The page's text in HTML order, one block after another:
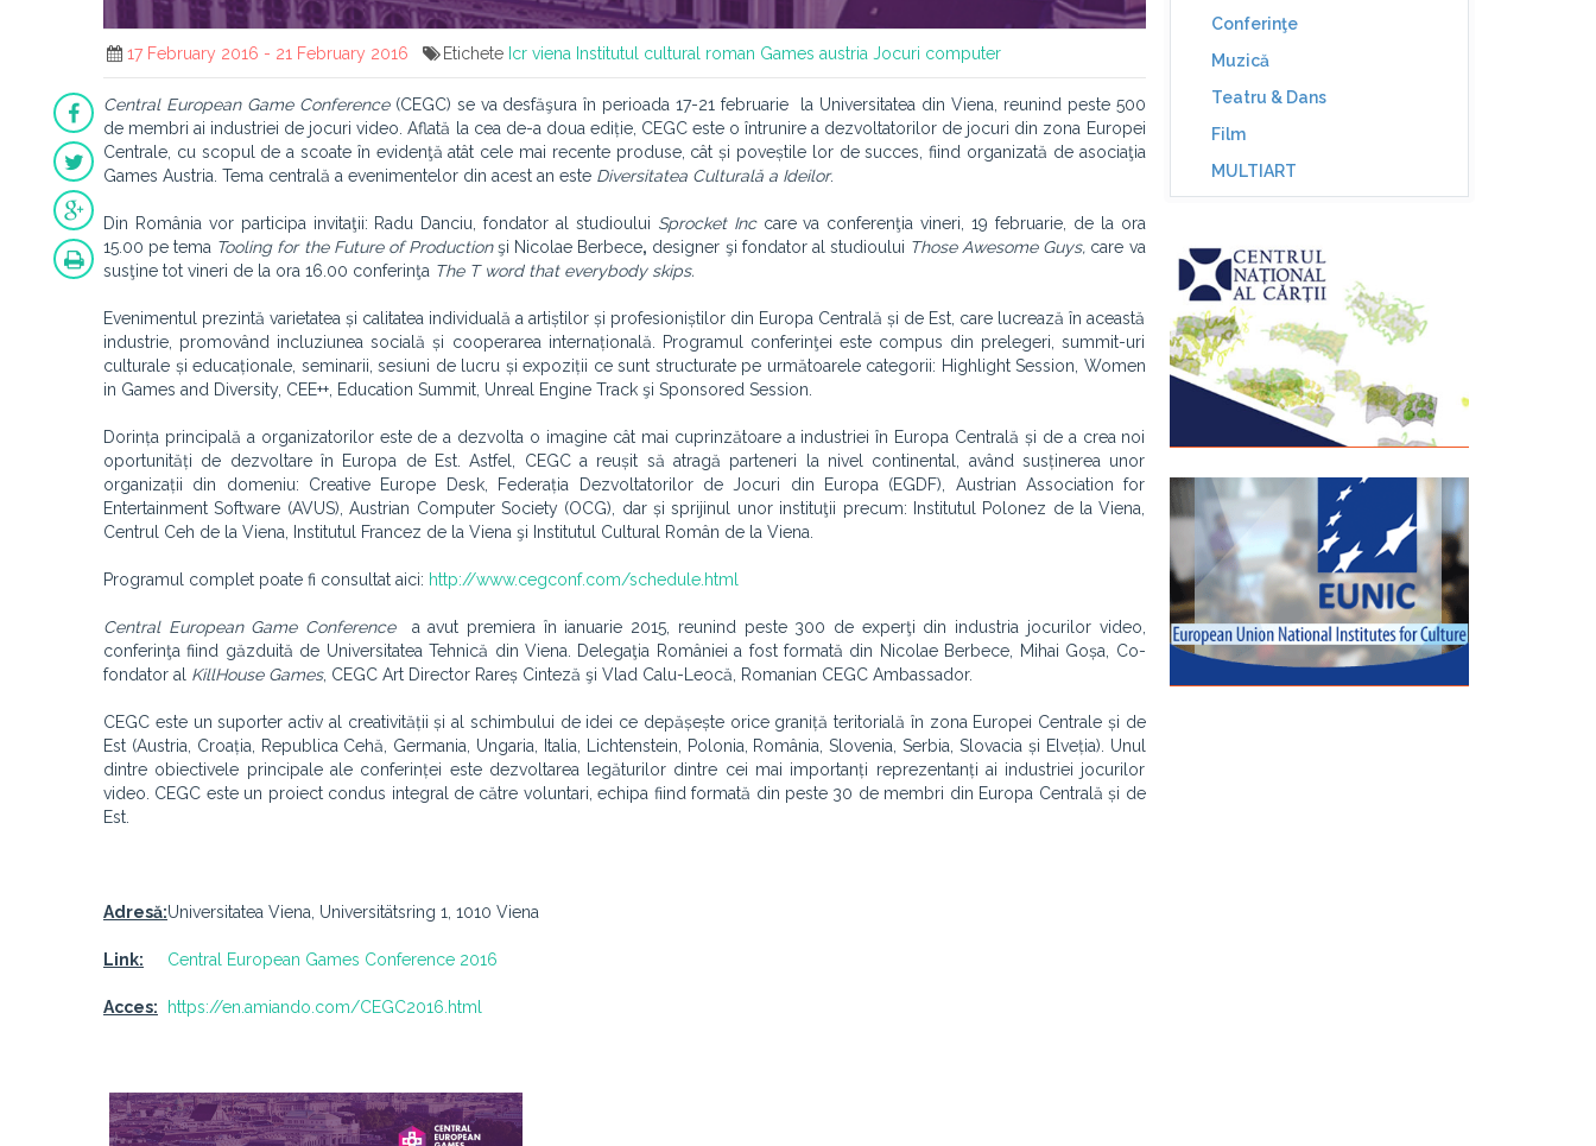
17 February 2016 - 21 February 2016 Etichete Icr viena Institutul cultural roman Games austria Jocuri computer
Central European Game Conference (CEGC) se va desfăşura în perioada 17-21 februarie la Universitatea din Viena, reunind peste 500
de membri ai industriei de jocuri video. Aflată la cea de-a doua ediție, CEGC este o întrunire a dezvoltatorilor de jocuri din zona Europei
Centrale, cu scopul de a scoate în evidenţă atât cele mai recente produse, cât și poveștile lor de succes, fiind organizată de asociaţia
Games Austria. Tema centrală a evenimentelor din acest an este Diversitatea Culturală a Ideilor.
Din România vor participa invitaţii: Radu Danciu, fondator al studioului Sprocket Inccare va conferenţia vineri, 19 februarie, de la ora
15.00 pe tema Tooling for the Future of Productionşi Nicolae Berbece, designer şi fondator al studioului Those Awesome Guys, care va
susţine tot vineri de la ora 16.00 conferinţa The T word that everybody skips.
Evenimentul prezintă varietatea și calitatea individuală a artiștilor și profesioniștilor din Europa Centrală și de Est, care lucrează în această
industrie, promovând incluziunea socială și cooperarea internațională. Programul conferinţei este compus din prelegeri, summit-uri
culturale și educaționale, seminarii, sesiuni de lucru și expoziții ce sunt structurate pe următoarele categorii: Highlight Session, Women
in Games and Diversity, CEE++, Education Summit, Unreal Engine Track şi Sponsored Session.
Dorința principală a organizatorilor este de a dezvolta o imagine cât mai cuprinzătoare a industriei în Europa Centrală și de a crea noi
oportunități de dezvoltare în Europa de Est. Astfel, CEGC a reușit să atragă parteneri la nivel continental, având susținerea unor
organizații din domeniu: Creative Europe Desk, Federația Dezvoltatorilor de Jocuri din Europa (EGDF), Austrian Association for
Entertainment Software (AVUS), Austrian Computer Society (OCG), dar și sprijinul unor instituţii precum: Institutul Polonez de la Viena,
Centrul Ceh de la Viena, Institutul Francez de la Viena şi Institutul Cultural Român de la Viena.
Programul complet poate fi consultat aici: http://www.cegconf.com/schedule.html
Central European Game Conference
a avut premiera în ianuarie 2015, reunind peste 300 de experţi din industria jocurilor video,
conferinţa fiind găzduită de Universitatea Tehnică din Viena. Delegaţia României a fost formată din Nicolae Berbece, Mihai Goșa, Co-
fondator al KillHouse Games, CEGC Art Director Rareș Cinteză şi Vlad Calu-Leocă, Romanian CEGC Ambassador.
CEGC este un suporter activ al creativității și al schimbului de idei ce depășește orice graniță teritorială în zona Europei Centrale și de
Est (Austria, Croația, Republica Cehă, Germania, Ungaria, Italia, Lichtenstein, Polonia, România, Slovenia, Serbia, Slovacia și Elveția). Unul
dintre obiectivele principale ale conferinței este dezvoltarea legăturilor dintre cei mai importanți reprezentanți ai industriei jocurilor
video. CEGC este un proiect condus integral de către voluntari, echipa fiind formată din peste 30 de membri din Europa Centrală și de
Est.
Adresă:Universitatea Viena, Universitätsring 1, 1010 Viena
Link: Central European Games Conference 2016
Acces: https://en.amiando.com/CEGC2016.html
Conferinţe
Muzică
Teatru & Dans
Film
MULTIART